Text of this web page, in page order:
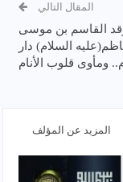
المقال التالي
القاسم بن موسى
السلام) دار
ومأوى قلوب الأنام
المزيد عن المؤلف